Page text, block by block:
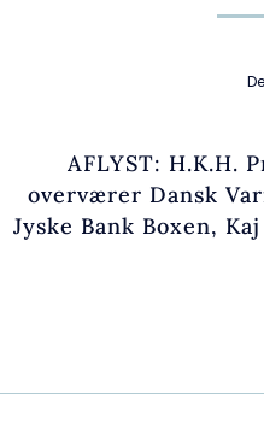
AFLYST: H.K.H.
overværer Dansk
Jyske Bank Boxen,